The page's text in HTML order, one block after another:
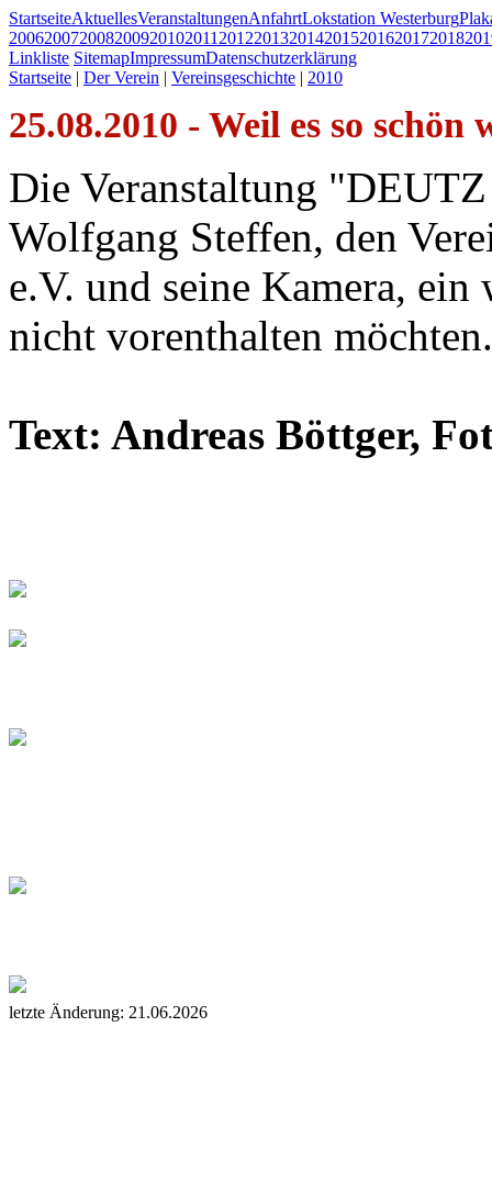
StartseiteAktuellesVeranstaltungenAnfahrtLokstation Westerburg
200620072008200920102011 2012201320142015201620172018
Linkliste SitemapImpressumDatenschutzerklärung
Startseite | Der Verein | Vereinsgeschichte | 2010
25.08.2010 - Weil es so schön
Die Veranstaltung
Wolfgang Steffen, den
e.V. und seine Kamera, ein
nicht vorenthalten möchten.
Text: Andreas Böttger,
letzte Änderung: 21.06.2026